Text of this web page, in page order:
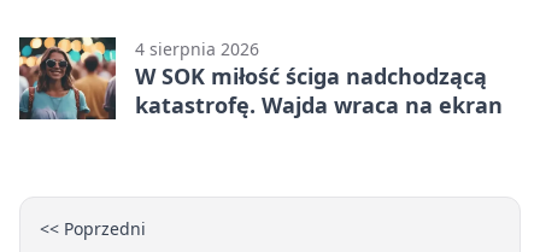
4 sierpnia 2026
W SOK miłość ściga nadchodzącą
katastrofę. Wajda wraca na ekran
<< Poprzedni